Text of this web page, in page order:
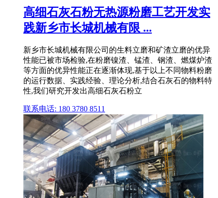
高细石灰石粉无热源粉磨工艺开发实
践新乡市长城机械有限 ...
新乡市长城机械有限公司的生料立磨和矿渣立磨的优异
性能已被市场检验,在粉磨镍渣、锰渣、钢渣、燃煤炉渣
等方面的优异性能正在逐渐体现,基于以上不同物料粉磨
的运行数据、实践经验、理论分析,结合石灰石的物料特
性,我们研究开发出高细石灰石粉立
联系电话: 180 3780 8511